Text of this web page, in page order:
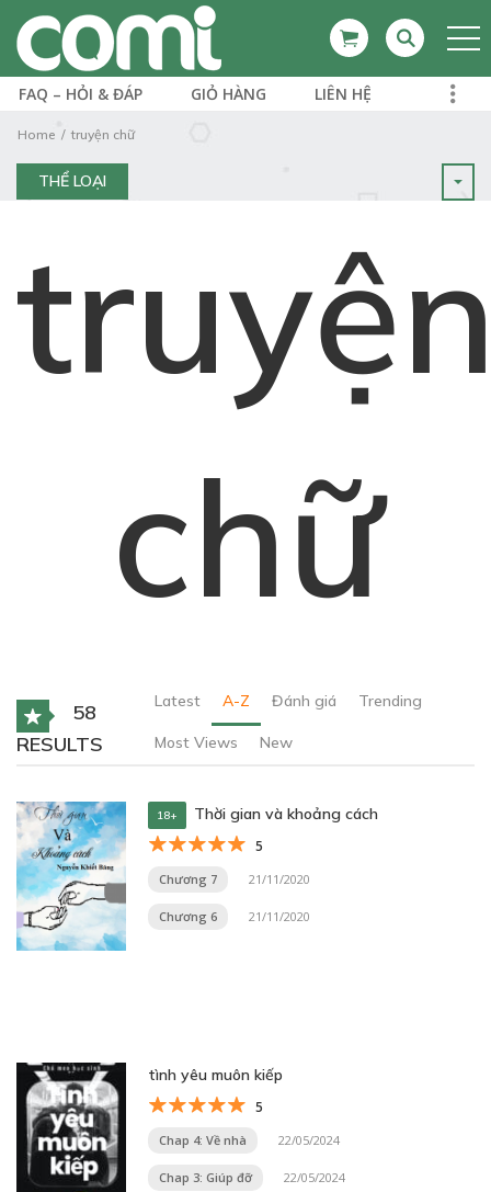
FAQ – HỎI & ĐÁP GIỎ HÀNG LIÊN HỆ
Home truyện chữ
THỂ LOẠI
chữ
58
RESULTS
Latest A-Z Đánh giá Trending
Most Views New
18+ Thời gian và khoảng cách
5
Chương 7 21/11/2020
Chương 6 21/11/2020
tình yêu muôn kiếp
5
Chap 4: Về nhà 22/05/2024
Chap 3: Giúp đỡ 22/05/2024